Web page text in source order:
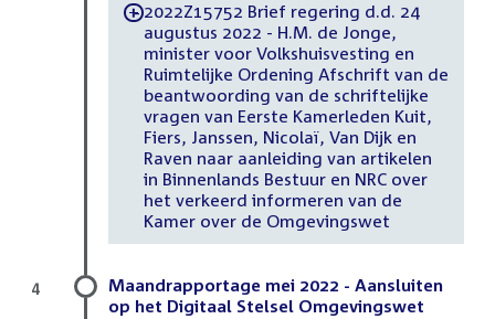
-2022Z15752 Brief regering d.d. 24
augustus 2022 - H.M. de Jonge,
minister voor Volkshuisvesting en
Ruimtelijke Ordening Afschrift van de
beantwoording van de schriftelijke
vragen van Eerste Kamerleden Kuit,
Fiers, Janssen, Nicolaï, Van Dijk en
Raven naar aanleiding van artikelen
in Binnenlands Bestuur en NRC over
het verkeerd informeren van de
Kamer over de Omgevingswet
Maandrapportage mei 2022 - Aansluiten
op het Digitaal Stelsel Omgevingswet
4